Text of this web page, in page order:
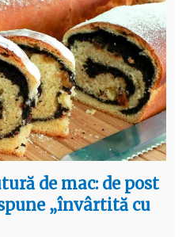
de mac: de post
„învârtită cu